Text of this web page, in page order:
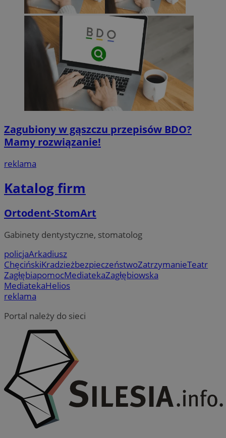
Zagubiony w gąszczu przepisów BDO?
Mamy rozwiązanie!
reklama
Katalog firm
Ortodent-StomArt
Gabinety dentystyczne, stomatolog
policjaArkadiusz
ChęcińskiKradzieżbezpieczeństwoZatrzymanieTeatr
ZagłębiapomocMediatekaZagłębiowska
MediatekaHelios
reklama
Portal należy do sieci